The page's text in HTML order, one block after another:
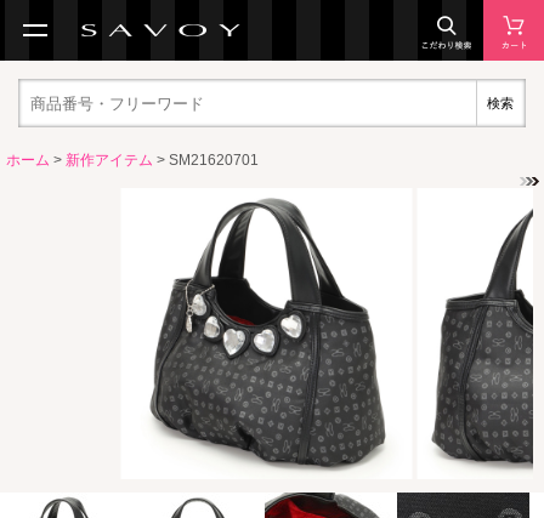
検索
ホーム > 新作アイテム > SM21620701